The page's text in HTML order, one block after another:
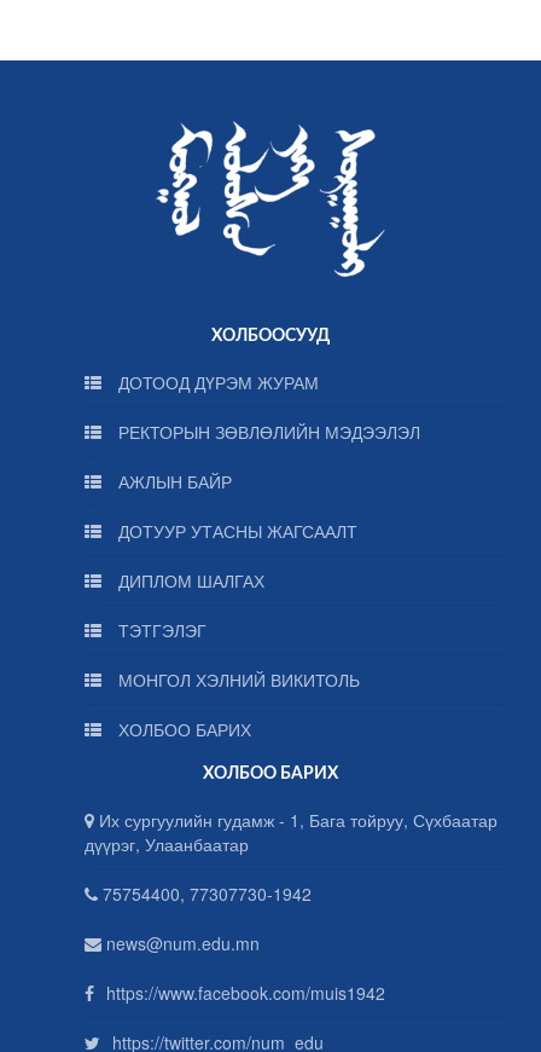
ХОЛБООСУУД
ДОТООД ДҮРЭМ ЖУРАМ
РЕКТОРЫН ЗӨВЛӨЛИЙН МЭДЭЭЛЭЛ
АЖЛЫН БАЙР
ДОТУУР УТАСНЫ ЖАГСААЛТ
ДИПЛОМ ШАЛГАХ
ТЭТГЭЛЭГ
МОНГОЛ ХЭЛНИЙ ВИКИТОЛЬ
ХОЛБОО БАРИХ
ХОЛБОО БАРИХ
Их сургуулийн гудамж - 1, Бага тойруу, Сүхбаатар
дүүрэг, Улаанбаатар
75754400, 77307730-1942
news@num.edu.mn
https://www.facebook.com/muis1942
https://twitter.com/num_edu